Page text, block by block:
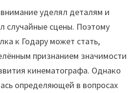
уделял деталям и
случайные сцены. Поэтому
к Годару может стать,
признанием значимости
кинематографа. Однако
определяющей в вопросах